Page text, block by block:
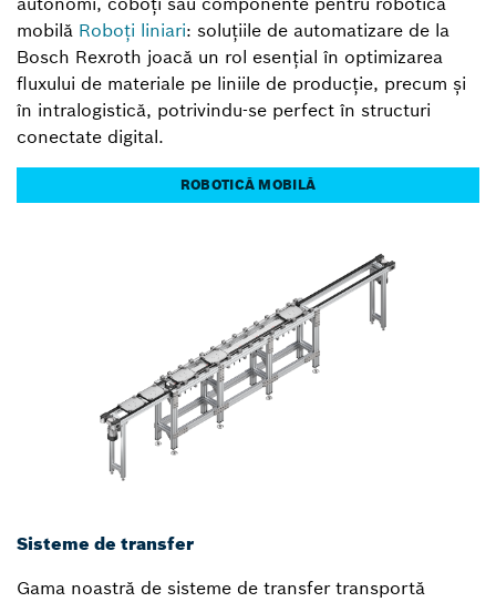
mobilă Roboți liniari: soluțiile de automatizare de la
Bosch Rexroth joacă un rol esențial în optimizarea
fluxului de materiale pe liniile de producție, precum și
în intralogistică, potrivindu-se perfect în structuri
conectate digital.
ROBOTICĂ MOBILĂ
Sisteme de transfer
Gama noastră de sisteme de transfer transportă